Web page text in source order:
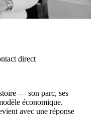
direct
— son parc, ses
économique.
avec une réponse